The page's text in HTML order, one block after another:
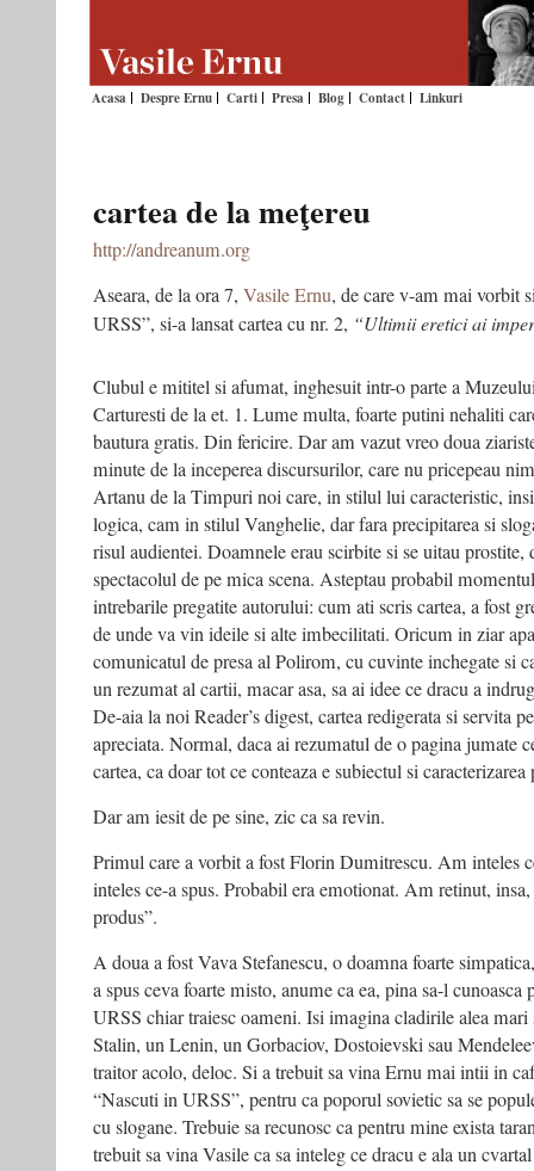
Acasa Despre Ernu Carti Presa Blog Contact Linkuri
cartea de la meţereu
http://andreanum.org
Aseara, de la ora 7, Vasile Ernu, de care v-am mai vorbit
URSS”, si-a lansat cartea cu nr. 2, “Ultimii eretici ai
Clubul e mititel si afumat, inghesuit intr-o parte a
Carturesti de la et. 1. Lume multa, foarte putini nehaliti
bautura gratis. Din fericire. Dar am vazut vreo doua
minute de la inceperea discursurilor, care nu pricepeau
Artanu de la Timpuri noi care, in stilul lui caracteristic,
logica, cam in stilul Vanghelie, dar fara precipitarea si
risul audientei. Doamnele erau scirbite si se uitau
spectacolul de pe mica scena. Asteptau probabil
intrebarile pregatite autorului: cum ati scris cartea, a fost
de unde va vin ideile si alte imbecilitati. Oricum in ziar
comunicatul de presa al Polirom, cu cuvinte inchegate si
un rezumat al cartii, macar asa, sa ai idee ce dracu a
De-aia la noi Reader’s digest, cartea redigerata si servita
apreciata. Normal, daca ai rezumatul de o pagina jumate
cartea, ca doar tot ce conteaza e subiectul si
Dar am iesit de pe sine, zic ca sa revin.
Primul care a vorbit a fost Florin Dumitrescu. Am inteles
inteles ce-a spus. Probabil era emotionat. Am retinut,
produs”.
A doua a fost Vava Stefanescu, o doamna foarte
a spus ceva foarte misto, anume ca ea, pina sa-l cunoasca
URSS chiar traiesc oameni. Isi imagina cladirile alea
Stalin, un Lenin, un Gorbaciov, Dostoievski sau
traitor acolo, deloc. Si a trebuit sa vina Ernu mai intii in
“Nascuti in URSS”, pentru ca poporul sovietic sa se
cu slogane. Trebuie sa recunosc ca pentru mine exista
trebuit sa vina Vasile ca sa inteleg ce dracu e ala un